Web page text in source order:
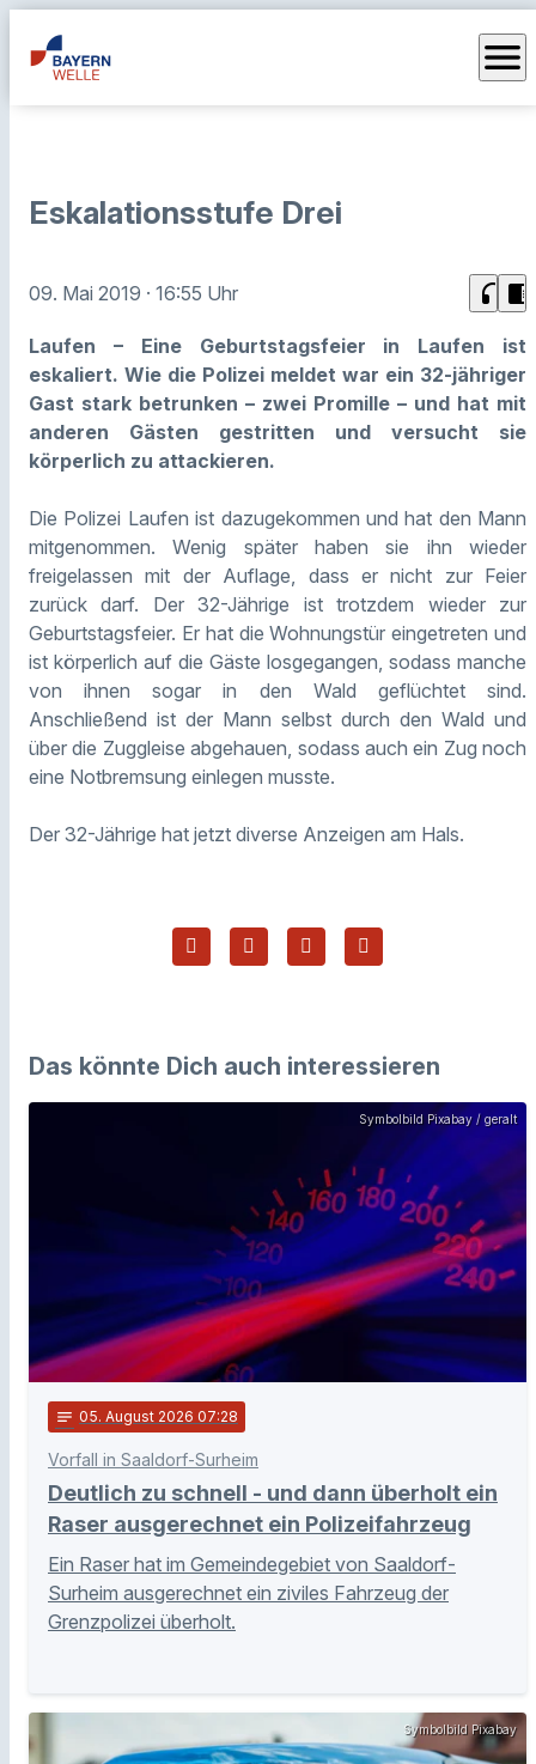
menu
Eskalationsstufe Drei
09. Mai 2019 · 16:55 Uhr headphones chrome_reader_mode
Laufen – Eine Geburtstagsfeier in Laufen ist
eskaliert. Wie die Polizei meldet war ein 32-jähriger
Gast stark betrunken – zwei Promille – und hat mit
anderen Gästen gestritten und versucht sie
körperlich zu attackieren.
Die Polizei Laufen ist dazugekommen und hat den Mann
mitgenommen. Wenig später haben sie ihn wieder
freigelassen mit der Auflage, dass er nicht zur Feier
zurück darf. Der 32-Jährige ist trotzdem wieder zur
Geburtstagsfeier. Er hat die Wohnungstür eingetreten und
ist körperlich auf die Gäste losgegangen, sodass manche
von ihnen sogar in den Wald geflüchtet sind.
Anschließend ist der Mann selbst durch den Wald und
über die Zuggleise abgehauen, sodass auch ein Zug noch
eine Notbremsung einlegen musste.
Der 32-Jährige hat jetzt diverse Anzeigen am Hals.
Das könnte Dich auch interessieren
Symbolbild Pixabay / geralt
notes 05. August 2026 07:28
Vorfall in Saaldorf-Surheim
Deutlich zu schnell - und dann überholt ein
Raser ausgerechnet ein Polizeifahrzeug
Ein Raser hat im Gemeindegebiet von Saaldorf-
Surheim ausgerechnet ein ziviles Fahrzeug der
Grenzpolizei überholt.
Symbolbild Pixabay